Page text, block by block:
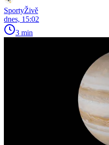
SportyŽivě
dnes, 15:02
3 min